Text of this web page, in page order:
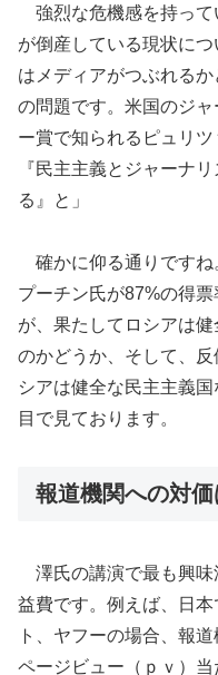
強烈な危機感を持って
が倒産している現状に
はメディアがつぶれる
の問題です。米国のジ
ー賞で知られるピュリツ
『民主主義とジャーナ
る』と」
確かに仰る通りですね
プーチン氏が87%の得
が、果たしてロシアは
のかどうか、そして、
シアは健全な民主主義
目で見ております。
報道機関への対
澤氏の講演で最も興味
益費です。例えば、日
ト、ヤフーの場合、報
ページビュー（ｐｖ）